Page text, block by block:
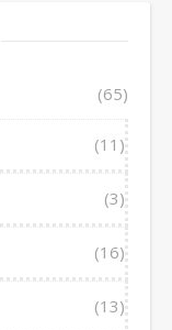
(65)
(11)
(3)
(16)
(13)